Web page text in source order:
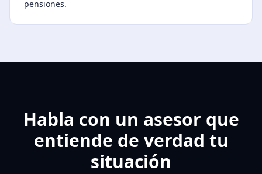
pensiones.
Habla con un asesor que
entiende de verdad tu
situación